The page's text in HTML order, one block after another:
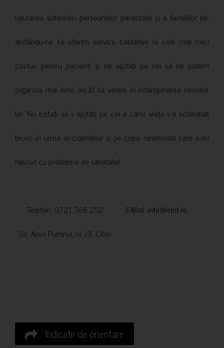
ușurarea suferinței persoanelor paralizate și a familiilor lor,
ajutându-ne să oferim servicii calitative la cele mai mici
costuri pentru pacienți și ne ajutați pe noi să ne putem
organiza mai bine, încât să venim în întâmpinarea nevoilor
lor. Nu ezitați să îi ajutați pe cei a căror viață s-a schimbat
brusc în urma accidentelor și pe copiii nevinovati care s-au
născut cu probleme de sănătate!
Telefon: 0721 366 252 E-Mail: info@mnf.ro
Str. Aron Pumnul, nr 19, Cihei
Indicatii de orientare